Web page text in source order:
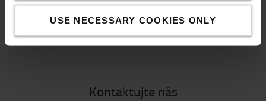
USE NECESSARY COOKIES ONLY
Kontaktujte nás